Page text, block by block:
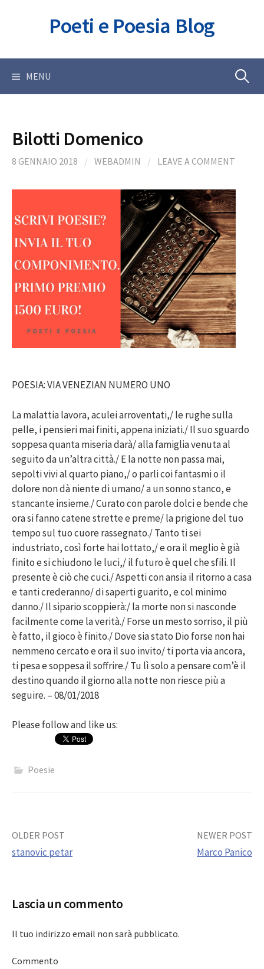
Poeti e Poesia Blog
MENU Ricerca
Bilotti Domenico
8 GENNAIO 2018 / WEBADMIN / LEAVE A COMMENT
POESIA: VIA VENEZIAN NUMERO UNO
La malattia lavora, aculei arroventati,/ le rughe sulla
pelle, i pensieri mai finiti, appena iniziati./ Il suo sguardo
soppesa quanta miseria darà/ alla famiglia venuta al
seguito da un’altra città./ E la notte non passa mai,
sepolti vivi al quarto piano,/ o parli coi fantasmi o il
dolore non dà niente di umano/ a un sonno stanco, e
stancante insieme./ Curato con parole dolci e bende che
ora si fanno catene strette e preme/ la prigione del tuo
tempo sul tuo cuore rassegnato./ Tanto ti sei
industriato, così forte hai lottato,/ e ora il meglio è già
finito e si chiudono le luci,/ il futuro è quel che sfili. Il
presente è ciò che cuci./ Aspetti con ansia il ritorno a casa
e tanti crederanno/ di saperti guarito, e col minimo
danno./ Il sipario scoppierà:/ la morte non si nasconde
facilmente come la verità./ Forse un mesto sorriso, il più
è fatto, il gioco è finito./ Dove sia stato Dio forse non hai
nemmeno cercato e ora il suo invito/ ti porta via ancora,
ti pesa e soppesa il soffrire./ Tu lì solo a pensare com’è il
destino quando il giorno alla notte non riesce più a
seguire. – 08/01/2018
Please follow and like us:
Poesie
Post
OLDER POST
stanovic petar
NEWER POST
Marco Panico
Lascia un commento
Il tuo indirizzo email non sarà pubblicato.
Commento